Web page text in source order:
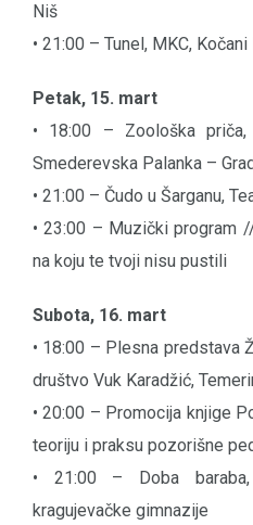
Niš
• 21:00 – Tunel, MKC,
Petak, 15. mart
• 18:00 – Zoološka priča,
Smederevska Palanka –
• 21:00 – Čudo u Šarganu,
• 23:00 – Muzički program
na koju te tvoji nisu pustili
Subota, 16. mart
• 18:00 – Plesna predstava
društvo Vuk Karadžić,
• 20:00 – Promocija knjige
teoriju i praksu pozorišne
• 21:00 – Doba
kragujevačke gimnazije